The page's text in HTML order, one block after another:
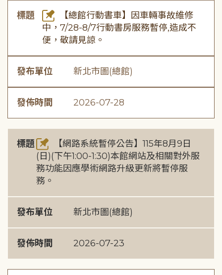
標題
【總館行動書車】因車輛事故維修
中，7/28-8/7行動書房服務暫停,造成不
便，敬請見諒。
發布單位 新北市圖(總館)
發佈時間 2026-07-28
標題
【網路系統暫停公告】115年8月9日
(日)(下午1:00-1:30)本館網站及相關對外服
務功能因應學術網路升級更新將暫停服
務。
發布單位 新北市圖(總館)
發佈時間 2026-07-23